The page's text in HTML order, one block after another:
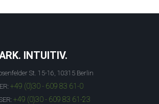
INTUITIV.
St. 15-16, 10315 Berlin
+49 (0)30 - 609 83 61-0
+49 (0)30 - 609 83 61-23